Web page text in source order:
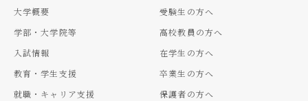
大学概要
学部・大学院等
入試情報
教育・学生支援
就職・キャリア支援
受験生の方へ
高校教員の方へ
在学生の方へ
卒業生の方へ
保護者の方へ